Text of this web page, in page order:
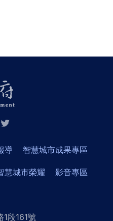
導 智慧城市成果專區
慧城市榮耀 影音專區
1段161號